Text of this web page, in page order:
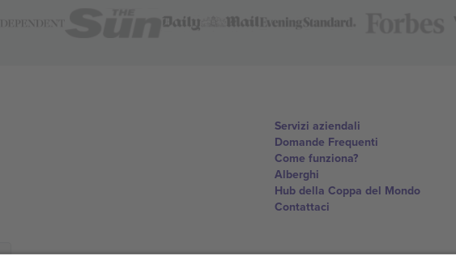
Servizi aziendali
Domande Frequenti
Come funziona?
Alberghi
Hub della Coppa del Mondo
Contattaci